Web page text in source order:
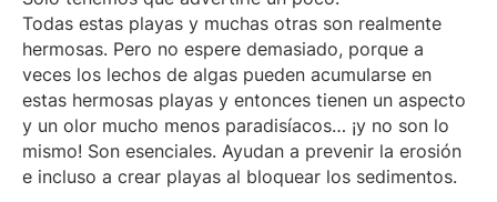
Todas estas playas y muchas otras son realmente
hermosas. Pero no espere demasiado, porque a
veces los lechos de algas pueden acumularse en
estas hermosas playas y entonces tienen un aspecto
y un olor mucho menos paradisíacos… ¡y no son lo
mismo! Son esenciales. Ayudan a prevenir la erosión
e incluso a crear playas al bloquear los sedimentos.